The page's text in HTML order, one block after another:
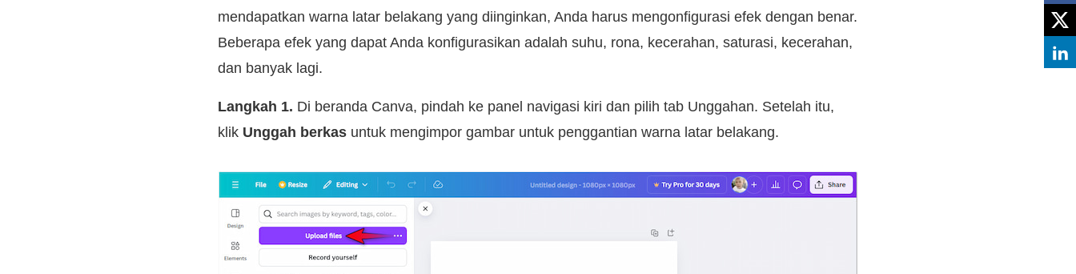
mendapatkan warna latar belakang yang diinginkan, Anda harus mengonfigurasi efek dengan benar.
Beberapa efek yang dapat Anda konfigurasikan adalah suhu, rona, kecerahan, saturasi, kecerahan,
dan banyak lagi.
Langkah 1. Di beranda Canva, pindah ke panel navigasi kiri dan pilih tab Unggahan. Setelah itu,
klik Unggah berkas untuk mengimpor gambar untuk penggantian warna latar belakang.